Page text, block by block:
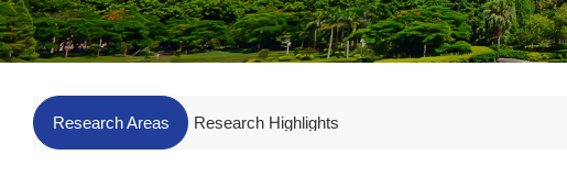
Research Areas
Research Highlights